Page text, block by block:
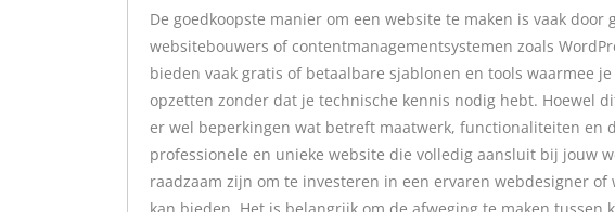
De goedkoopste manier om een website te maken is vaak door
websitebouwers of contentmanagementsystemen zoals
bieden vaak gratis of betaalbare sjablonen en tools waarmee
opzetten zonder dat je technische kennis nodig hebt. Hoewel
er wel beperkingen wat betreft maatwerk, functionaliteiten en
professionele en unieke website die volledig aansluit bij jouw
raadzaam zijn om te investeren in een ervaren webdesigner
kan bieden. Het is belangrijk om de afweging te maken tussen